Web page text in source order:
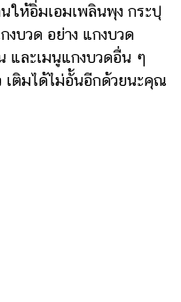
ให้อิ่มเอมเพลินพุง กระปุ
บวด อย่าง แกงบวด
และเมนูแกงบวดอื่น ๆ
เติมได้ไม่อั้นอีกด้วยนะคุณ